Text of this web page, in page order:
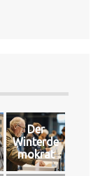
Der
Winterde
mokrat